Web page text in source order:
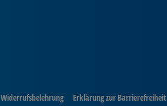
Widerrufsbelehrung Erklärung zur Barrierefreiheit